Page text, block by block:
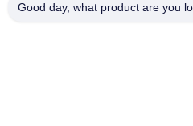
Good day, what product are you